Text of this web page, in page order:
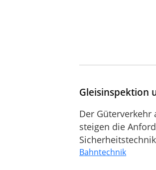
Gleisinspektion
Der
steigen die
Bahntechnik